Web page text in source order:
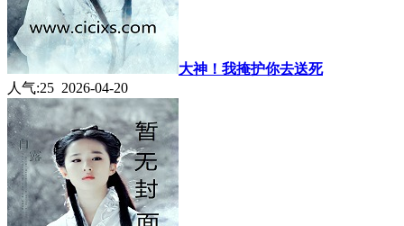
大神！我掩护你去送死
人气:25 2026-04-20